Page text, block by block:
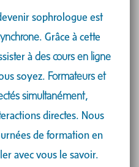
sophrologue est
. Grâce à cette
àdes cours en ligne
soyez. Formateurs et
simultanément,
directes. Nous
de formation en
avec vous le savoir.